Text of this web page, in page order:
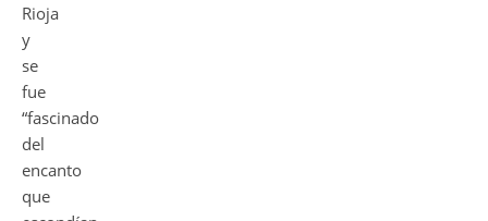
Rioja
y
se
fue
“fascinado
del
encanto
que